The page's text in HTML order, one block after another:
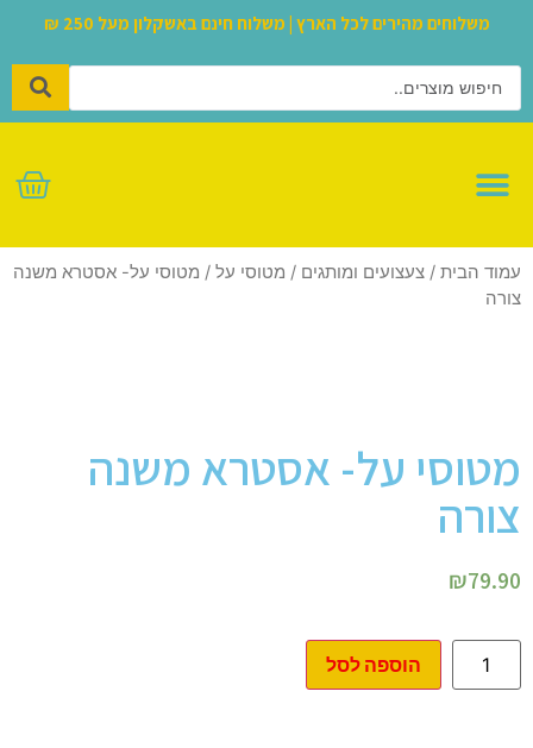
משלוחים מהירים לכל הארץ | משלוח חינם באשקלון מעל 250 ₪
עמוד הבית / צעצועים ומותגים / מטוסי על / מטוסי על- אסטרא משנה
צורה
מטוסי על- אסטרא משנה
צורה
₪79.90
הוספה לסל